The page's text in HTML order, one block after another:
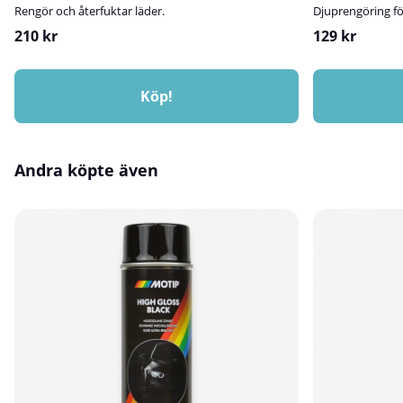
svamp över hela fordonet.Spola av noggrant med
rent vatten innan schampot torkar in.
Rengör och återfuktar läder.
210 kr
Köp!
Djuprengöring
129 kr
Andra köpte även